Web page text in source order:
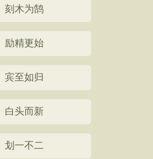
刻木为鹄
励精更始
宾至如归
白头而新
划一不二